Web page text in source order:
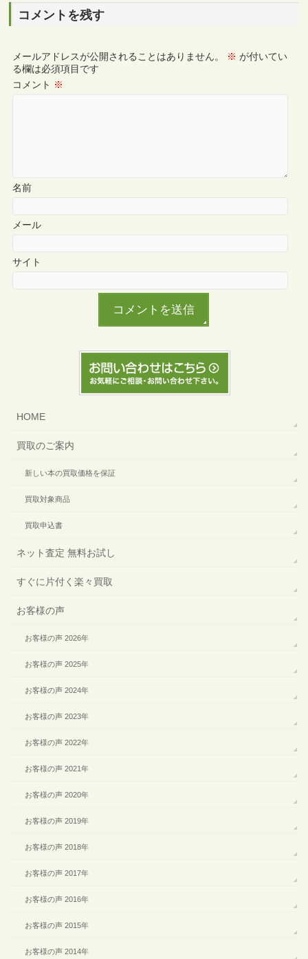
コメントを残す
メールアドレスが公開されることはありません。 ※ が付いてい
る欄は必須項目です
コメント ※
名前
メール
サイト
HOME
買取のご案内
新しい本の買取価格を保証
買取対象商品
買取申込書
ネット査定 無料お試し
すぐに片付く楽々買取
お客様の声
お客様の声 2026年
お客様の声 2025年
お客様の声 2024年
お客様の声 2023年
お客様の声 2022年
お客様の声 2021年
お客様の声 2020年
お客様の声 2019年
お客様の声 2018年
お客様の声 2017年
お客様の声 2016年
お客様の声 2015年
お客様の声 2014年